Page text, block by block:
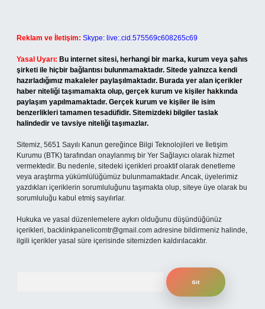
Reklam ve İletişim: Skype: live:.cid.575569c608265c69
Yasal Uyarı: Bu internet sitesi, herhangi bir marka, kurum veya şahıs
şirketi ile hiçbir bağlantısı bulunmamaktadır. Sitede yalnızca kendi
hazırladığımız makaleler paylaşılmaktadır. Burada yer alan içerikler
haber niteliği taşımamakta olup, gerçek kurum ve kişiler hakkında
paylaşım yapılmamaktadır. Gerçek kurum ve kişiler ile isim
benzerlikleri tamamen tesadüfidir. Sitemizdeki bilgiler taslak
halindedir ve tavsiye niteliği taşımazlar.
Sitemiz, 5651 Sayılı Kanun gereğince Bilgi Teknolojileri ve İletişim
Kurumu (BTK) tarafından onaylanmış bir Yer Sağlayıcı olarak hizmet
vermektedir. Bu nedenle, sitedeki içerikleri proaktif olarak denetleme
veya araştırma yükümlülüğümüz bulunmamaktadır. Ancak, üyelerimiz
yazdıkları içeriklerin sorumluluğunu taşımakta olup, siteye üye olarak bu
sorumluluğu kabul etmiş sayılırlar.
Hukuka ve yasal düzenlemelere aykırı olduğunu düşündüğünüz
içerikleri, backlinkpanelicomtr@gmail.com adresine bildirmeniz halinde,
ilgili içerikler yasal süre içerisinde sitemizden kaldırılacaktır.